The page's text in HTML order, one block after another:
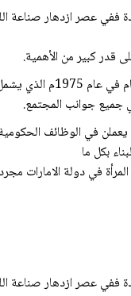
ففي عصر ازدهار
قدر كبير من الأهمية.
كان قيام سمو الشيخة فاطمة بنت مبارك
جميع جوانب المجتمع.
يعملن في الوظائف
بكل ما
في دولة الامارات
ففي عصر ازدهار